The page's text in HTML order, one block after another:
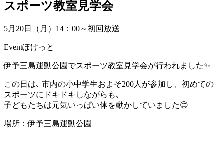
スポーツ教室見学会
5月20日（月）14：00～初回放送
Eventぽけっと
伊予三島運動公園でスポーツ教室見学会が行われました✨
この日は､ 市内の小中学生およそ200人が参加し、初めての
スポーツにドキドキしながらも､
子どもたちは元気いっぱい体を動かしていました😊
場所：伊予三島運動公園